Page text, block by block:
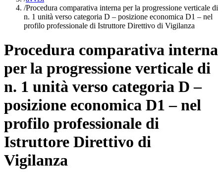
/Procedura comparativa interna per la progressione verticale di
n. 1 unità verso categoria D – posizione economica D1 – nel
profilo professionale di Istruttore Direttivo di Vigilanza
Procedura comparativa interna
per la progressione verticale di
n. 1 unità verso categoria D –
posizione economica D1 – nel
profilo professionale di
Istruttore Direttivo di
Vigilanza